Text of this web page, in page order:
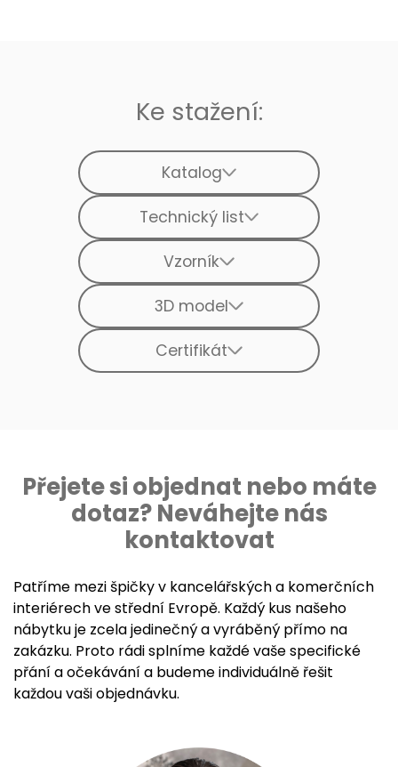
Ke stažení:
Katalog
Technický list
Vzorník
3D model
Certifikát
Přejete si objednat nebo máte
dotaz? Neváhejte nás
kontaktovat
Patříme mezi špičky v kancelářských a komerčních
interiérech ve střední Evropě. Každý kus našeho
nábytku je zcela jedinečný a vyráběný přímo na
zakázku. Proto rádi splníme každé vaše specifické
přání a očekávání a budeme individuálně řešit
každou vaši objednávku.